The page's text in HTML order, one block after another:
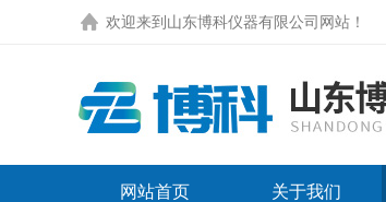
欢迎来到 山东博科仪器有限公司网站 ！
网站首页 关于我们